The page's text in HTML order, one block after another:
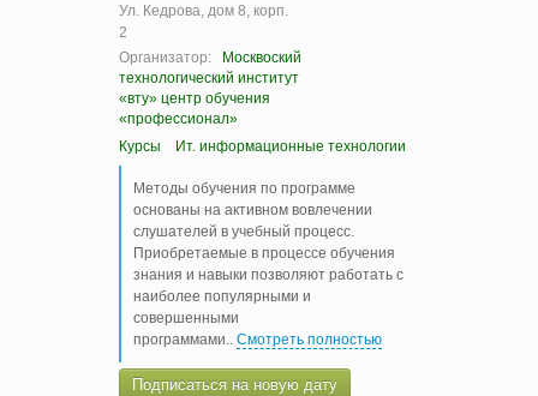
Ул. Кедрова, дом 8, корп.
2
Организатор:
Москвоский
технологический институт
«вту» центр обучения
«профессионал»
Курсы
Ит. информационные технологии
Методы обучения по программе
основаны на активном вовлечении
слушателей в учебный процесс.
Приобретаемые в процессе обучения
знания и навыки позволяют работать с
наиболее популярными и
совершенными
программами.. Смотреть полностью
Подписаться на новую дату